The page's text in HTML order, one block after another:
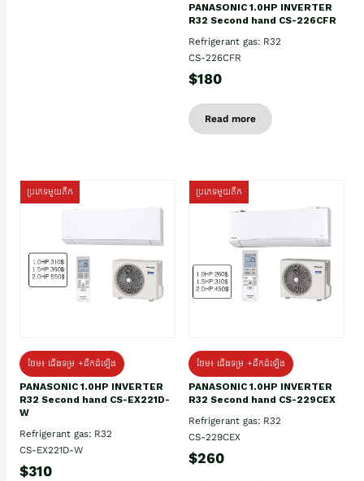
PANASONIC 1.0HP INVERTER
R32 Second hand CS-226CFR
Refrigerant gas: R32
CS-226CFR
$180
Read more
ប្រភេទមួយតឹក
ថែម៖ ជើងទម្រ +ដឹកដំឡើង
PANASONIC 1.0HP INVERTER
R32 Second hand CS-EX221D-
W
Refrigerant gas: R32
CS-EX221D-W
$310
ប្រភេទមួយតឹក
ថែម៖ ជើងទម្រ +ដឹកដំឡើង
PANASONIC 1.0HP INVERTER
R32 Second hand CS-229CEX
Refrigerant gas: R32
CS-229CEX
$260